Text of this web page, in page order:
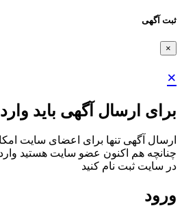
ثبت آگهی
×
×
برای ارسال آگهی باید
ارسال آگهی تنها برای اعضای سایت
چنانچه هم‌ اکنون عضو سایت هستید
در سایت ثبت نام کنید
ورود